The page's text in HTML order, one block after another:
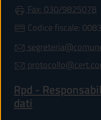
Fax: 030/9825078
Codice fiscale:
Rpd -
dati